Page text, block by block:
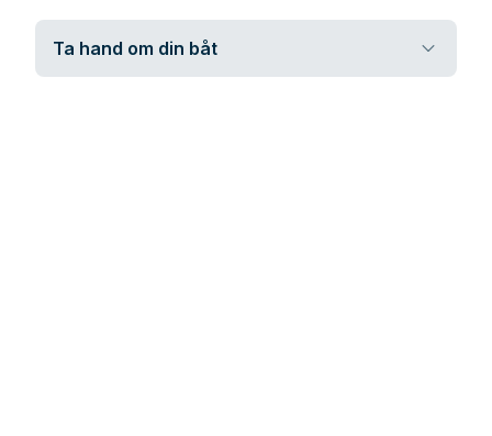
Ta hand om din båt